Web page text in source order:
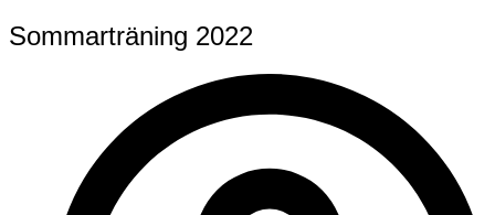
Sommarträning 2022